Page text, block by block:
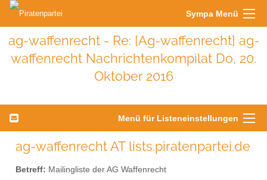
Sympa Menü
ag-waffenrecht - Re: [Ag-waffenrecht] ag-
waffenrecht Nachrichtenkompilat Do, 20.
Oktober 2016
Menü für Listeneinstellungen
ag-waffenrecht AT lists.piratenpartei.de
Betreff: Mailingliste der AG Waffenrecht